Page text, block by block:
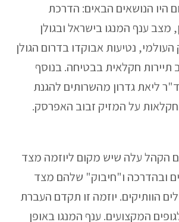
היו הנושאים הבאים: הדרכת
מצב ענף המנגו בישראל ובגולן
נטיעות אבוקדו בדרום הגולן
תיירות חקלאית בבטיחה. בנוסף
ליאת גדרון מהשרותים להגנת
על המזיק זבוב האפרסק.
הקהל עלה שיש מקום ליוזמה מצד
ובהדרכה ו"חיבוק" שלהם מצד
הוותיקים. יוזמה זו תקדם העברת
המקצועים. ענף המנגו באופן